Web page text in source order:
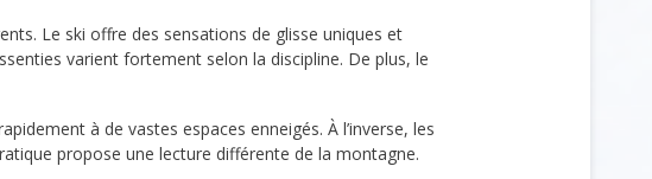
Le ski offre des sensations de glisse uniques et
varient fortement selon la discipline. De plus, le
à de vastes espaces enneigés. À l’inverse, les
propose une lecture différente de la montagne.